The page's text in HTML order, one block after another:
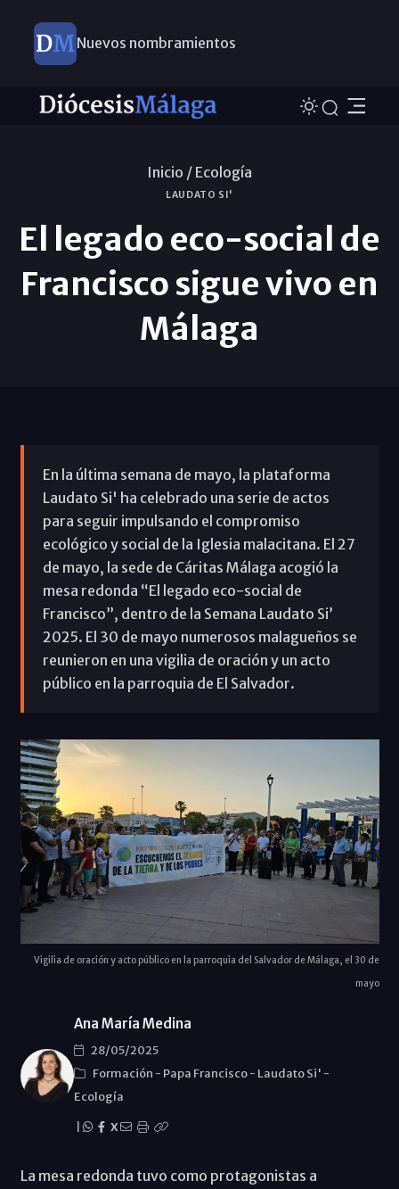
Nuevos nombramientos
Inicio / Ecología
LAUDATO SI'
El legado eco-social de
Francisco sigue vivo en
Málaga
En la última semana de mayo, la plataforma
Laudato Si' ha celebrado una serie de actos
para seguir impulsando el compromiso
ecológico y social de la Iglesia malacitana. El 27
de mayo, la sede de Cáritas Málaga acogió la
mesa redonda “El legado eco-social de
Francisco”, dentro de la Semana Laudato Si’
2025. El 30 de mayo numerosos malagueños se
reunieron en una vigilia de oración y un acto
público en la parroquia de El Salvador.
Vigilia de oración y acto público en la parroquia del Salvador de Málaga, el 30 de
mayo
Ana María Medina
28/05/2025
Formación - Papa Francisco- Laudato Si' -
Ecología
X
La mesa redonda tuvo como protagonistas a